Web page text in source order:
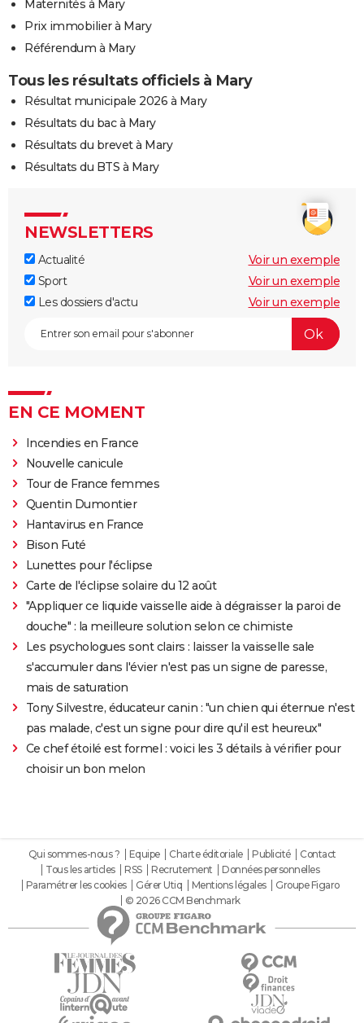
Maternités à Mary
Prix immobilier à Mary
Référendum à Mary
Tous les résultats officiels à Mary
Résultat municipale 2026 à Mary
Résultats du bac à Mary
Résultats du brevet à Mary
Résultats du BTS à Mary
NEWSLETTERS
Actualité
Voir un exemple
Sport
Voir un exemple
Les dossiers d'actu
Voir un exemple
EN CE MOMENT
Incendies en France
Nouvelle canicule
Tour de France femmes
Quentin Dumontier
Hantavirus en France
Bison Futé
Lunettes pour l'éclipse
Carte de l'éclipse solaire du 12 août
"Appliquer ce liquide vaisselle aide à dégraisser la paroi de
douche" : la meilleure solution selon ce chimiste
Les psychologues sont clairs : laisser la vaisselle sale
s'accumuler dans l'évier n'est pas un signe de paresse,
mais de saturation
Tony Silvestre, éducateur canin : "un chien qui éternue n'est
pas malade, c'est un signe pour dire qu'il est heureux"
Ce chef étoilé est formel : voici les 3 détails à vérifier pour
choisir un bon melon
Qui sommes-nous ? Equipe Charte éditoriale Publicité
Contact
Tous les articles
RSS Recrutement
Données personnelles
Paramétrer les cookies
Gérer Utiq Mentions légales
Groupe Figaro
© 2026 CCM Benchmark